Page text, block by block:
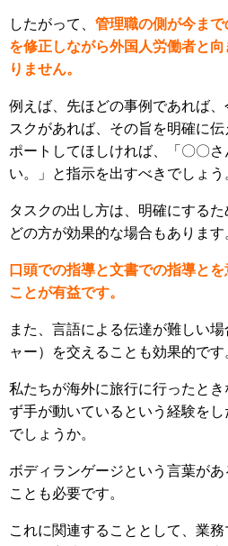
したがって、 管理職の側が今ま
を修正しながら外国人労働者と
りません。
例えば、先ほどの事例であれば
スクがあれば、その旨を明確に
ポートしてほしければ、「〇〇
い。」と指示を出すべきでしょう
タスクの出し方は、明確にする
どの方が効果的な場合もあります
口頭での指導と文書での指導と
ことが有益です。
また、言語による伝達が難しい
ャー）を交えることも効果的です
私たちが海外に旅行に行ったと
ず手が動いているという経験を
でしょうか。
ボディランゲージという言葉が
ことも必要です。
これに関連することとして、業